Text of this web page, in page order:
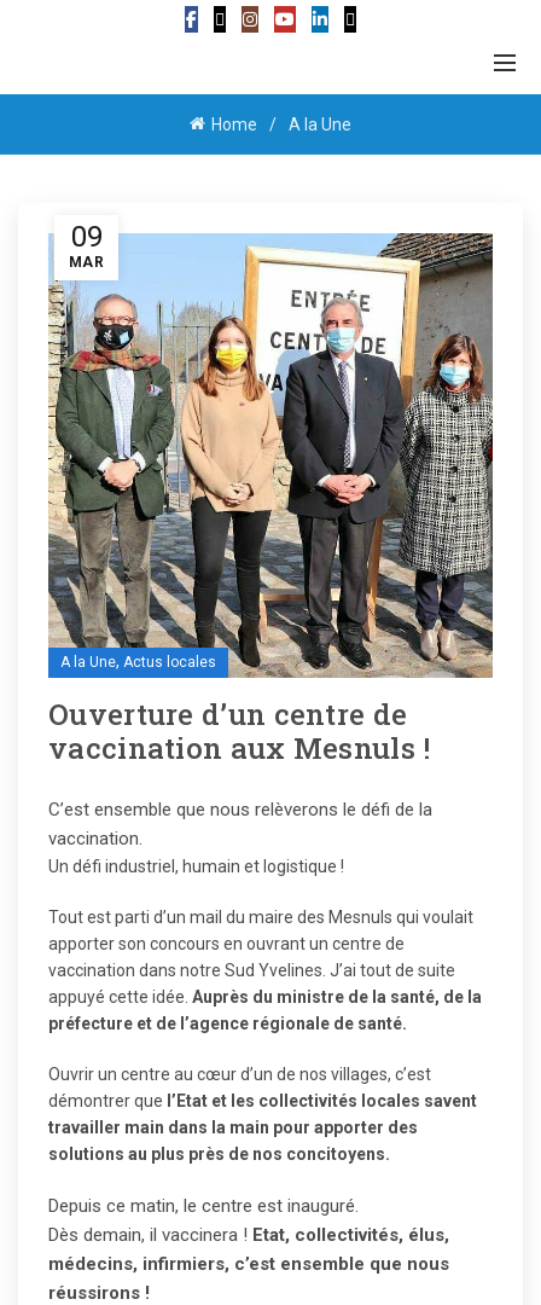
Home A la Une
09
MAR
A la Une, Actus locales
Ouverture d’un centre de
vaccination aux Mesnuls !
C’est ensemble que nous relèverons le défi de la
vaccination.
Un défi industriel, humain et logistique !
Tout est parti d’un mail du maire des Mesnuls qui voulait
apporter son concours en ouvrant un centre de
vaccination dans notre Sud Yvelines. J’ai tout de suite
appuyé cette idée. Auprès du ministre de la santé, de la
préfecture et de l’agence régionale de santé.
Ouvrir un centre au cœur d’un de nos villages, c’est
démontrer que l’Etat et les collectivités locales savent
travailler main dans la main pour apporter des
solutions au plus près de nos concitoyens.
Depuis ce matin, le centre est inauguré.
Dès demain, il vaccinera ! Etat, collectivités, élus,
médecins, infirmiers, c’est ensemble que nous
réussirons !